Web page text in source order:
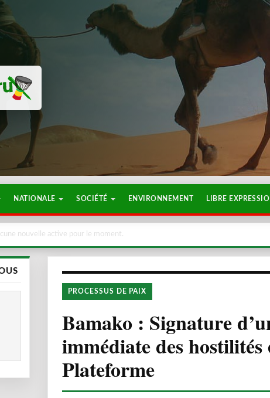
NATIONALE SOCIÉTÉ ENVIRONNEMENT LIBRE
nouvelle active pour le moment.
PROCESSUS DE PAIX
Bamako : Signature
immédiate des
Plateforme